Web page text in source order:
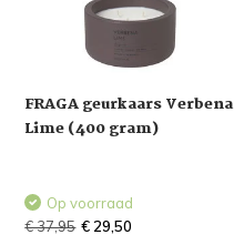
FRAGA geurkaars Verbena
Lime (400 gram)
Op voorraad
€ 37,95 € 29,50